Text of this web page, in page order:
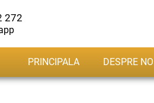
272
PRINCIPALA DESPRE